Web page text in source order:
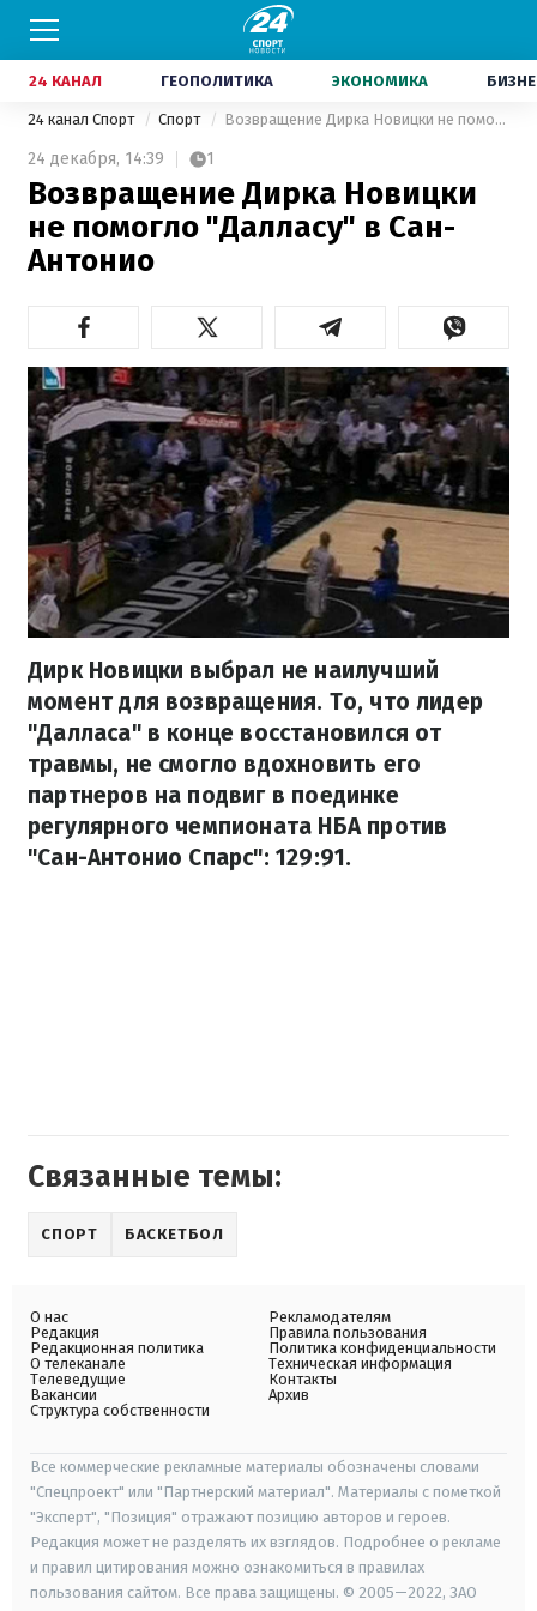
24 КАНАЛ ГЕОПОЛИТИКА ЭКОНОМИКА
24 канал Спорт Спорт Возвращение Дирка Новицки не помогло "Далласу" в Сан-Антонио
24 декабря, 14:39 1
Возвращение Дирка Новицки
не помогло "Далласу" в Сан-
Антонио
Дирк Новицки выбрал не наилучший
момент для возвращения. То, что лидер
"Далласа" в конце восстановился от
травмы, не смогло вдохновить его
партнеров на подвиг в поединке
регулярного чемпионата НБА против
"Сан-Антонио Спарс": 129:91.
Связанные темы:
СПОРТ БАСКЕТБОЛ
О нас
Редакция
Редакционная политика
О телеканале
Телеведущие
Вакансии
Структура собственности
Рекламодателям
Правила пользования
Политика конфиденциальности
Техническая информация
Контакты
Архив
Все коммерческие рекламные материалы обозначены словами
"Спецпроект" или "Партнерский материал". Материалы с пометкой
"Эксперт", "Позиция" отражают позицию авторов и героев.
Редакция может не разделять их взглядов. Подробнее о рекламе
и правил цитирования можно ознакомиться в правилах
пользования сайтом. Все права защищены. © 2005—2022, ЗАО